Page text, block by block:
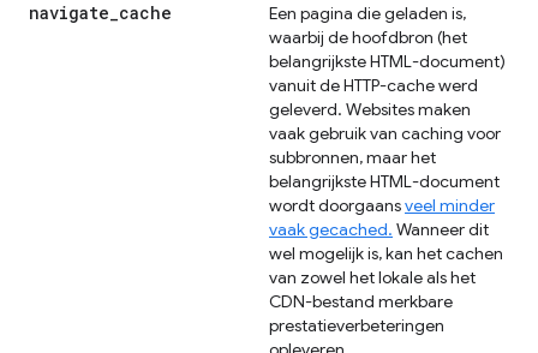
navigate_cache
Een pagina die geladen is,
waarbij de hoofdbron (het
belangrijkste HTML-document)
vanuit de HTTP-cache werd
geleverd. Websites maken
vaak gebruik van caching voor
subbronnen, maar het
belangrijkste HTML-document
wordt doorgaansveel minder
vaak gecached. Wanneer dit
wel mogelijk is, kan het cachen
van zowel het lokale als het
CDN-bestand merkbare
prestatieverbeteringen